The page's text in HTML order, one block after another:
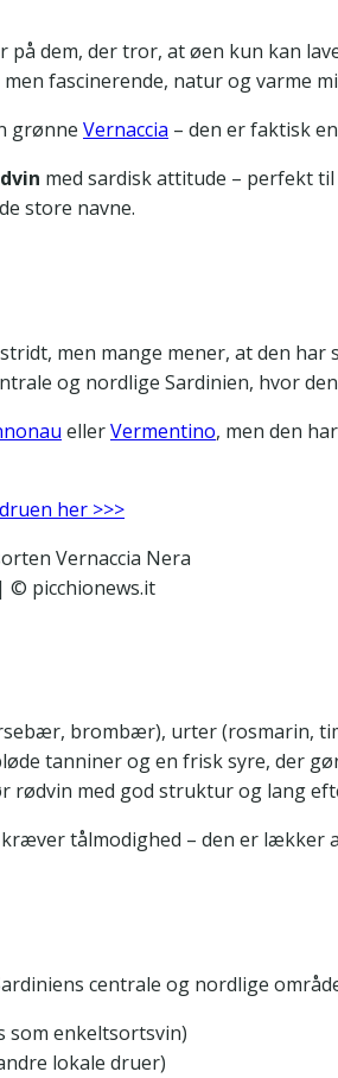
på dem, der tror, at øen kun kan
fascinerende, natur og varme
grønne Vernaccia – den er faktisk
med sardisk attitude – perfekt
store navne.
men mange mener, at den
og nordlige Sardinien, hvor
ellerVermentino, men den
her >>>
© picchionews.it
brombær), urter (rosmarin,
tanniner og en frisk syre, der
rødvin med god struktur og lang
tålmodighed – den er lækker
centrale og nordlige
som enkeltsortsvin)
lokale druer)